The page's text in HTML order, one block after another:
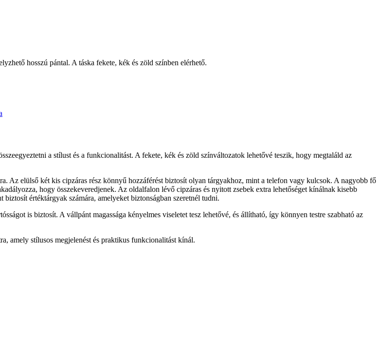
hosszú pántal. A táska fekete, kék és zöld színben elérhető.
a stílust és a funkcionalitást. A fekete, kék és zöld színváltozatok lehetővé teszik, hogy megtaláld az
Az elülső két kis cipzáras rész könnyű hozzáférést biztosít olyan tárgyakhoz, mint a telefon vagy kulcsok. A nagyobb fő
hogy összekeveredjenek. Az oldalfalon lévő cipzáras és nyitott zsebek extra lehetőséget kínálnak kisebb
értéktárgyak számára, amelyeket biztonságban szeretnél tudni.
is biztosít. A vállpánt magassága kényelmes viseletet tesz lehetővé, és állítható, így könnyen testre szabható az
amely stílusos megjelenést és praktikus funkcionalitást kínál.